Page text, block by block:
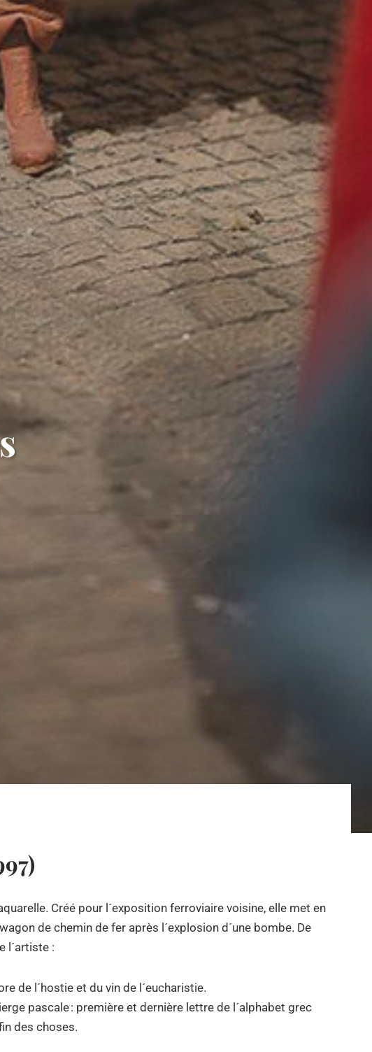
Créé pour l´exposition ferroviaire voisine, elle met en
de chemin de fer après l´explosion d´une bombe. De
l´artiste :
de l´hostie et du vin de l´eucharistie.
pascale : première et dernière lettre de l´alphabet grec
des choses.